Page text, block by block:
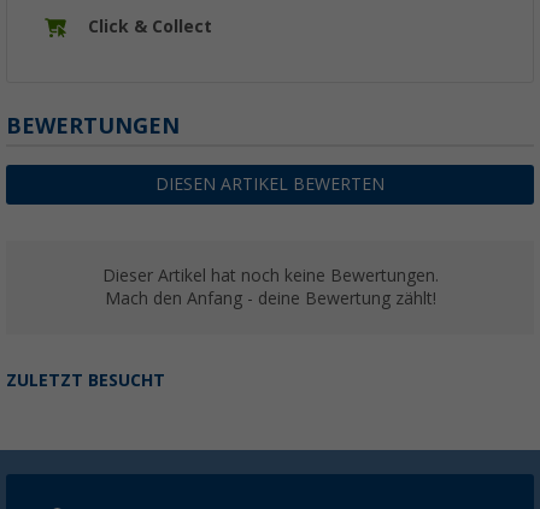
Click & Collect
BEWERTUNGEN
DIESEN ARTIKEL BEWERTEN
Dieser Artikel hat noch keine Bewertungen.
Mach den Anfang - deine Bewertung zählt!
ZULETZT BESUCHT